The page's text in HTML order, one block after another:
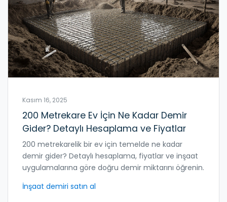
Kasım 16, 2025
200 Metrekare Ev İçin Ne Kadar Demir
Gider? Detaylı Hesaplama ve Fiyatlar
200 metrekarelik bir ev için temelde ne kadar
demir gider? Detaylı hesaplama, fiyatlar ve inşaat
uygulamalarına göre doğru demir miktarını öğrenin.
İnşaat demiri satın al